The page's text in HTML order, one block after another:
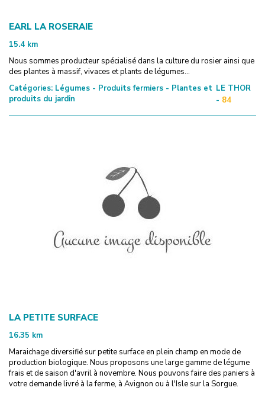
EARL LA ROSERAIE
15.4 km
Nous sommes producteur spécialisé dans la culture du rosier ainsi que
des plantes à massif, vivaces et plants de légumes...
Catégories: Légumes - Produits fermiers - Plantes et
produits du jardin
LE THOR
- 84
LA PETITE SURFACE
16.35 km
Maraichage diversifié sur petite surface en plein champ en mode de
production biologique. Nous proposons une large gamme de légume
frais et de saison d'avril à novembre. Nous pouvons faire des paniers à
votre demande livré à la ferme, à Avignon ou à l'Isle sur la Sorgue.